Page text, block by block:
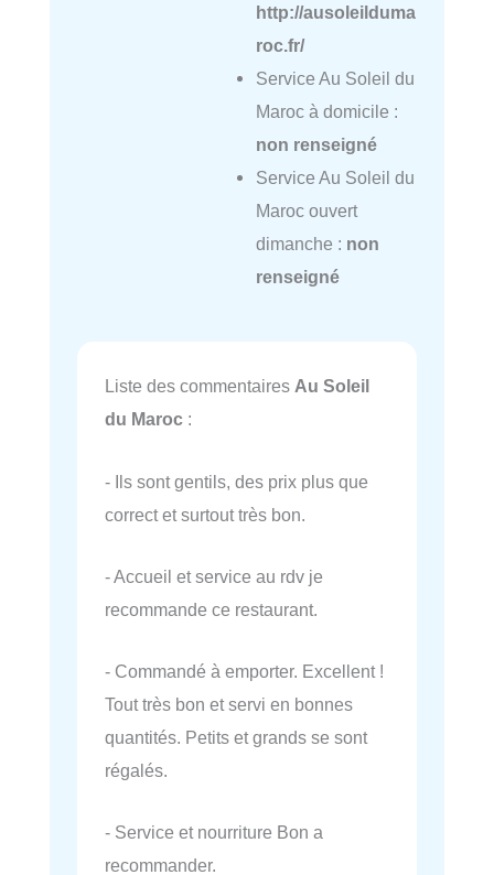
http://ausoleilduma
roc.fr/
Service Au Soleil du
Maroc à domicile :
non renseigné
Service Au Soleil du
Maroc ouvert
dimanche : non
renseigné
Liste des commentaires Au Soleil
du Maroc :
- Ils sont gentils, des prix plus que
correct et surtout très bon.
- Accueil et service au rdv je
recommande ce restaurant.
- Commandé à emporter. Excellent !
Tout très bon et servi en bonnes
quantités. Petits et grands se sont
régalés.
- Service et nourriture Bon a
recommander.